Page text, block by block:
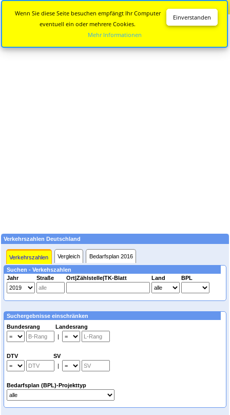
Verkehrszahlen Deutschland
Verkehrszahlen Vergleich Bedarfsplan 2016
Suchen - Verkehszahlen
Jahr
Straße Ort|Zählstelle|TK-Blatt Land BPL
Suchergebnisse einschränken
Bundesrang Landesrang
|
DTV SV
|
Bedarfsplan (BPL)-Projekttyp
Einverstanden
Wenn Sie diese Seite besuchen empfängt Ihr Computer
eventuell ein oder mehrere Cookies.
Mehr Informationen